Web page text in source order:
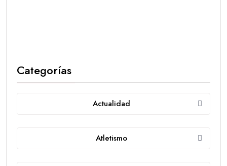
Categorías
Actualidad
Atletismo